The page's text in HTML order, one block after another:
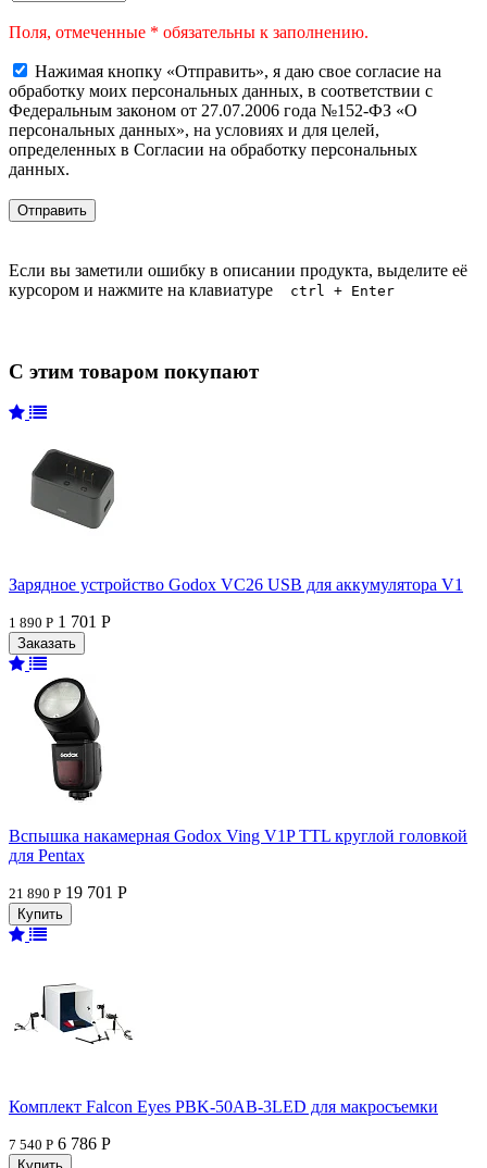
Поля, отмеченные * обязательны к заполнению.
Нажимая кнопку «Отправить», я даю свое согласие на
обработку моих персональных данных, в соответствии с
Федеральным законом от 27.07.2006 года №152-ФЗ «О
персональных данных», на условиях и для целей,
определенных в Согласии на обработку персональных
данных.
Если вы заметили ошибку в описании продукта, выделите её
курсором и нажмите на клавиатуре
ctrl + Enter
С этим товаром покупают
Зарядное устройство Godox VC26 USB для аккумулятора V1
1 890 Р 1 701 Р
Вспышка накамерная Godox Ving V1P TTL круглой головкой
для Pentax
21 890 Р 19 701 Р
Комплект Falcon Eyes PBK-50AB-3LED для макросъемки
7 540 Р 6 786 Р